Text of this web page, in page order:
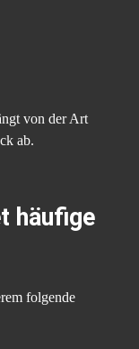
von der Art
ab.
häufige
folgende